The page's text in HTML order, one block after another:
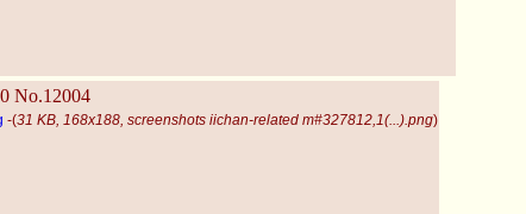
No.12004
-(31 KB, 168x188, screenshots iichan-related m#327812,1(...).png)